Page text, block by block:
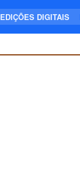
EDIÇÕES DIGITAIS